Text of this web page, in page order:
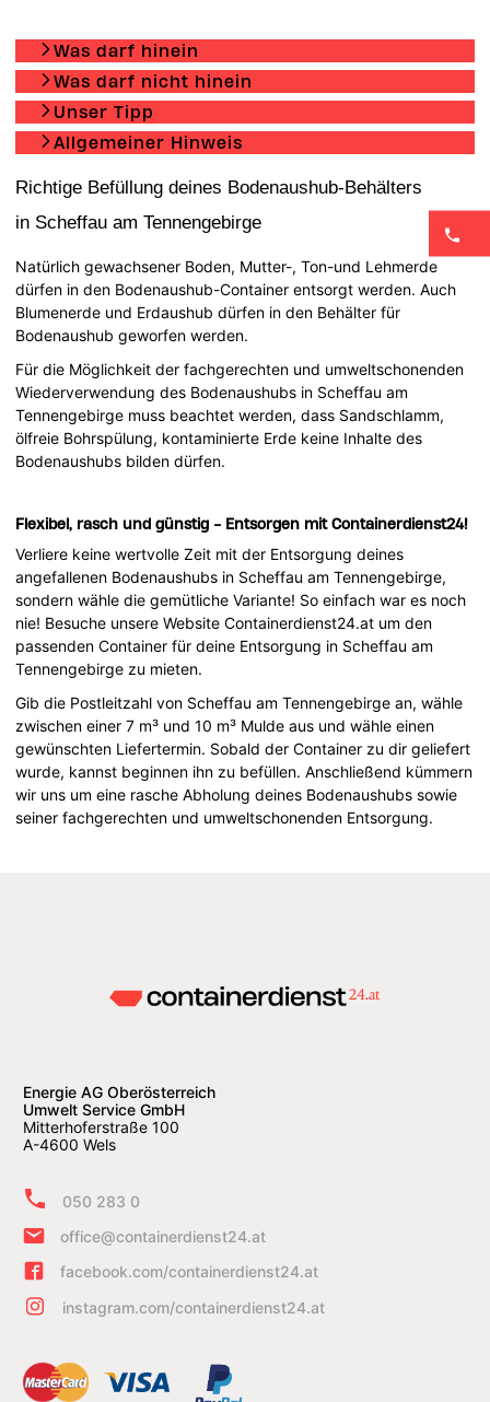
Was darf hinein
Was darf nicht hinein
Unser Tipp
Allgemeiner Hinweis
Richtige Befüllung deines Bodenaushub-Behälters
in Scheffau am Tennengebirge
Natürlich gewachsener Boden, Mutter-, Ton-und Lehmerde
dürfen in den Bodenaushub-Container entsorgt werden. Auch
Blumenerde und Erdaushub dürfen in den Behälter für
Bodenaushub geworfen werden.
Für die Möglichkeit der fachgerechten und umweltschonenden
Wiederverwendung des Bodenaushubs in Scheffau am
Tennengebirge muss beachtet werden, dass Sandschlamm,
ölfreie Bohrspülung, kontaminierte Erde keine Inhalte des
Bodenaushubs bilden dürfen.
Flexibel, rasch und günstig - Entsorgen mit Containerdienst24!
Verliere keine wertvolle Zeit mit der Entsorgung deines
angefallenen Bodenaushubs in Scheffau am Tennengebirge,
sondern wähle die gemütliche Variante! So einfach war es noch
nie! Besuche unsere Website Containerdienst24.at um den
passenden Container für deine Entsorgung in Scheffau am
Tennengebirge zu mieten.
Gib die Postleitzahl von Scheffau am Tennengebirge an, wähle
zwischen einer 7 m³ und 10 m³ Mulde aus und wähle einen
gewünschten Liefertermin. Sobald der Container zu dir geliefert
wurde, kannst beginnen ihn zu befüllen. Anschließend kümmern
wir uns um eine rasche Abholung deines Bodenaushubs sowie
seiner fachgerechten und umweltschonenden Entsorgung.
Energie AG Oberösterreich
Umwelt Service GmbH
Mitterhoferstraße 100
A-4600 Wels
050 283 0
office@containerdienst24.at
facebook.com/containerdienst24.at
instagram.com/containerdienst24.at